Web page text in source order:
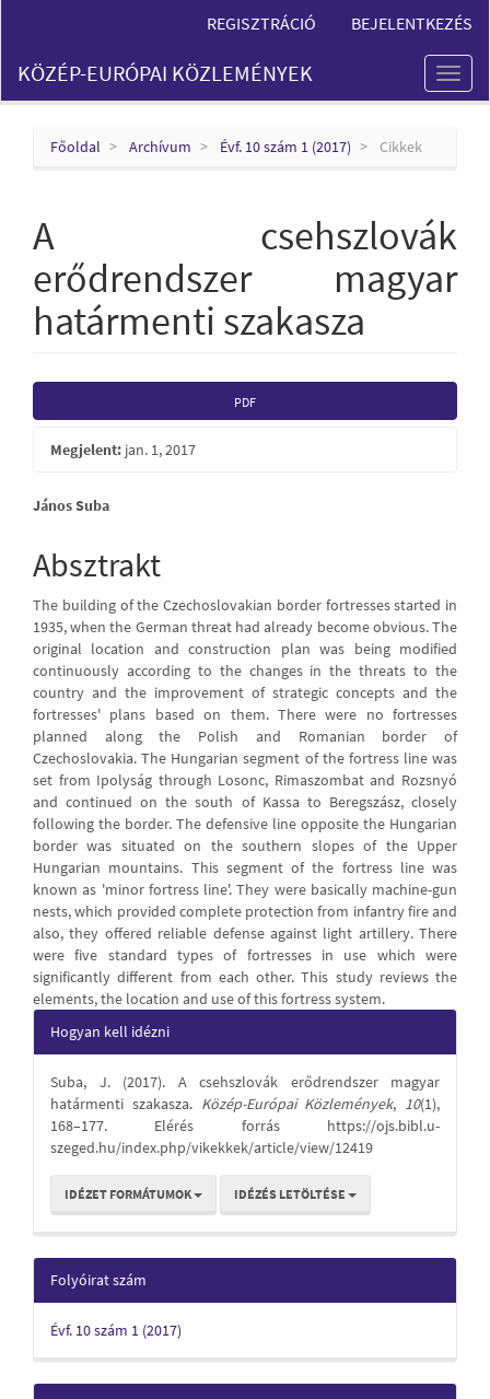
Content
Sidebar
REGISZTRÁCIÓ BEJELENTKEZÉS
Toggle
KÖZÉP-EURÓPAI KÖZLEMÉNYEK
Főoldal Archívum Évf. 10 szám 1 (2017) Cikkek
A csehszlovák
erődrendszer magyar
határmenti szakasza
Article
Sidebar
PDF
Megjelent: jan. 1, 2017
Main
Article
Content
János Suba
Absztrakt
The building of the Czechoslovakian border fortresses started in
1935, when the German threat had already become obvious. The
original location and construction plan was being modified
continuously according to the changes in the threats to the
country and the improvement of strategic concepts and the
fortresses' plans based on them. There were no fortresses
planned along the Polish and Romanian border of
Czechoslovakia. The Hungarian segment of the fortress line was
set from Ipolyság through Losonc, Rimaszombat and Rozsnyó
and continued on the south of Kassa to Beregszász, closely
following the border. The defensive line opposite the Hungarian
border was situated on the southern slopes of the Upper
Hungarian mountains. This segment of the fortress line was
known as 'minor fortress line'. They were basically machine-gun
nests, which provided complete protection from infantry fire and
also, they offered reliable defense against light artillery. There
were five standard types of fortresses in use which were
significantly different from each other. This study reviews the
elements, the location and use of this fortress system.
Article
Details
Hogyan kell idézni
Suba, J. (2017). A csehszlovák erődrendszer magyar
határmenti szakasza. Közép-Európai Közlemények, 10(1),
168–177. Elérés forrás https://ojs.bibl.u-
szeged.hu/index.php/vikekkek/article/view/12419
IDÉZET FORMÁTUMOK IDÉZÉS LETÖLTÉSE
Folyóirat szám
Évf. 10 szám 1 (2017)